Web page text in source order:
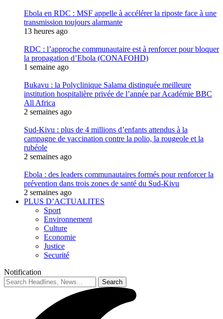
Ebola en RDC : MSF appelle à accélérer la riposte face à une
transmission toujours alarmante
13 heures ago
RDC : l’approche communautaire est à renforcer pour bloquer
la propagation d’Ebola (CONAFOHD)
1 semaine ago
Bukavu : la Polyclinique Salama distinguée meilleure
institution hospitalière privée de l’année par Académie BBC
All Africa
2 semaines ago
Sud-Kivu : plus de 4 millions d’enfants attendus à la
campagne de vaccination contre la polio, la rougeole et la
rubéole
2 semaines ago
Ebola : des leaders communautaires formés pour renforcer la
prévention dans trois zones de santé du Sud-Kivu
2 semaines ago
PLUS D’ACTUALITES
Sport
Environnement
Culture
Economie
Justice
Securité
Notification